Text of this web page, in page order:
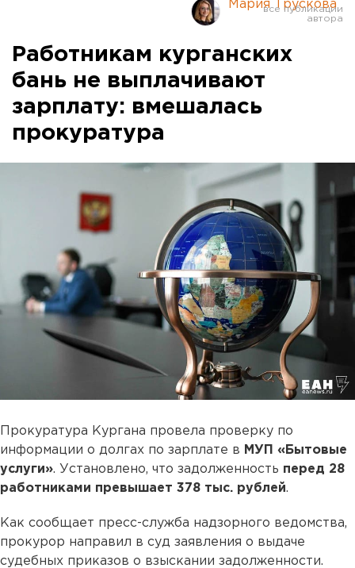
Мария Трускова
Работникам курганских
бань не выплачивают
зарплату: вмешалась
прокуратура
Прокуратура Кургана провела проверку по
информации о долгах по зарплате в МУП «Бытовые
услуги». Установлено, что задолженность перед 28
работниками превышает 378 тыс. рублей.
Как сообщает пресс-служба надзорного ведомства,
прокурор направил в суд заявления о выдаче
судебных приказов о взыскании задолженности.